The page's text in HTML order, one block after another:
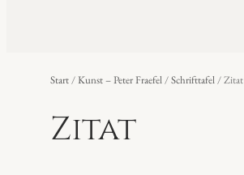
Start/Kunst – Peter Fraefel/Schrifttafel/ Zitat
Zitat